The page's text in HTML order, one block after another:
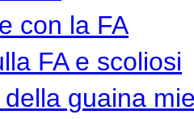
con la FA
FA e scoliosi
guaina